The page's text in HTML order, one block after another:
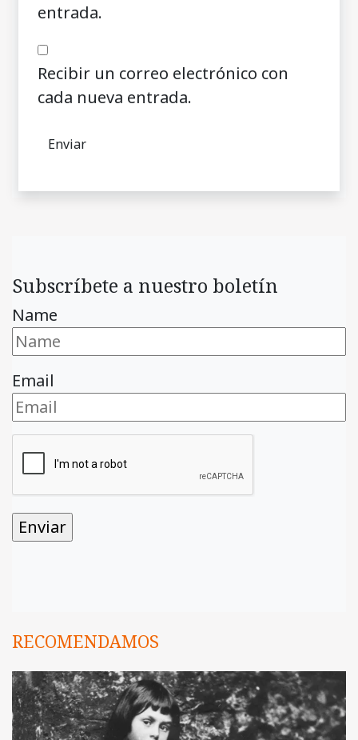
entrada.
Recibir un correo electrónico con
cada nueva entrada.
Subscríbete a nuestro boletín
Name
Email
RECOMENDAMOS